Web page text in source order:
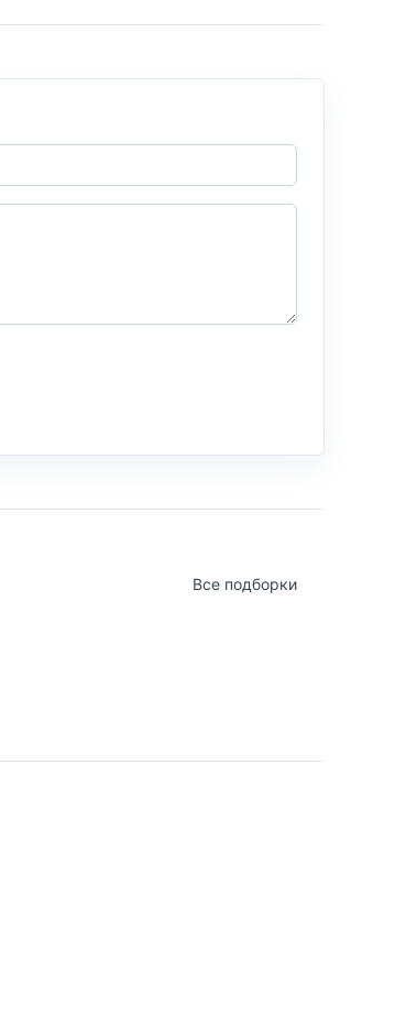
Все подборки